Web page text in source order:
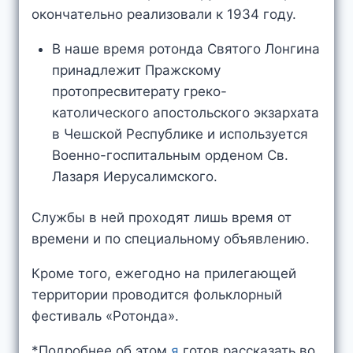
окончательно реализовали к 1934 году.
В наше время ротонда Святого Лонгина
принадлежит Пражскому
протопресвитерату греко-
католического апостольского экзархата
в Чешской Республике и используется
Военно-госпитальным орденом Св.
Лазаря Иерусалимского.
Службы в ней проходят лишь время от
времени и по специальному объявлению.
Кроме того, ежегодно на прилегающей
территории проводится фольклорный
фестиваль «Ротонда».